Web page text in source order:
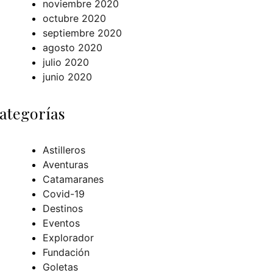
noviembre 2020
octubre 2020
septiembre 2020
agosto 2020
julio 2020
junio 2020
Astilleros
Aventuras
Catamaranes
Covid-19
Destinos
Eventos
Explorador
Fundación
Goletas